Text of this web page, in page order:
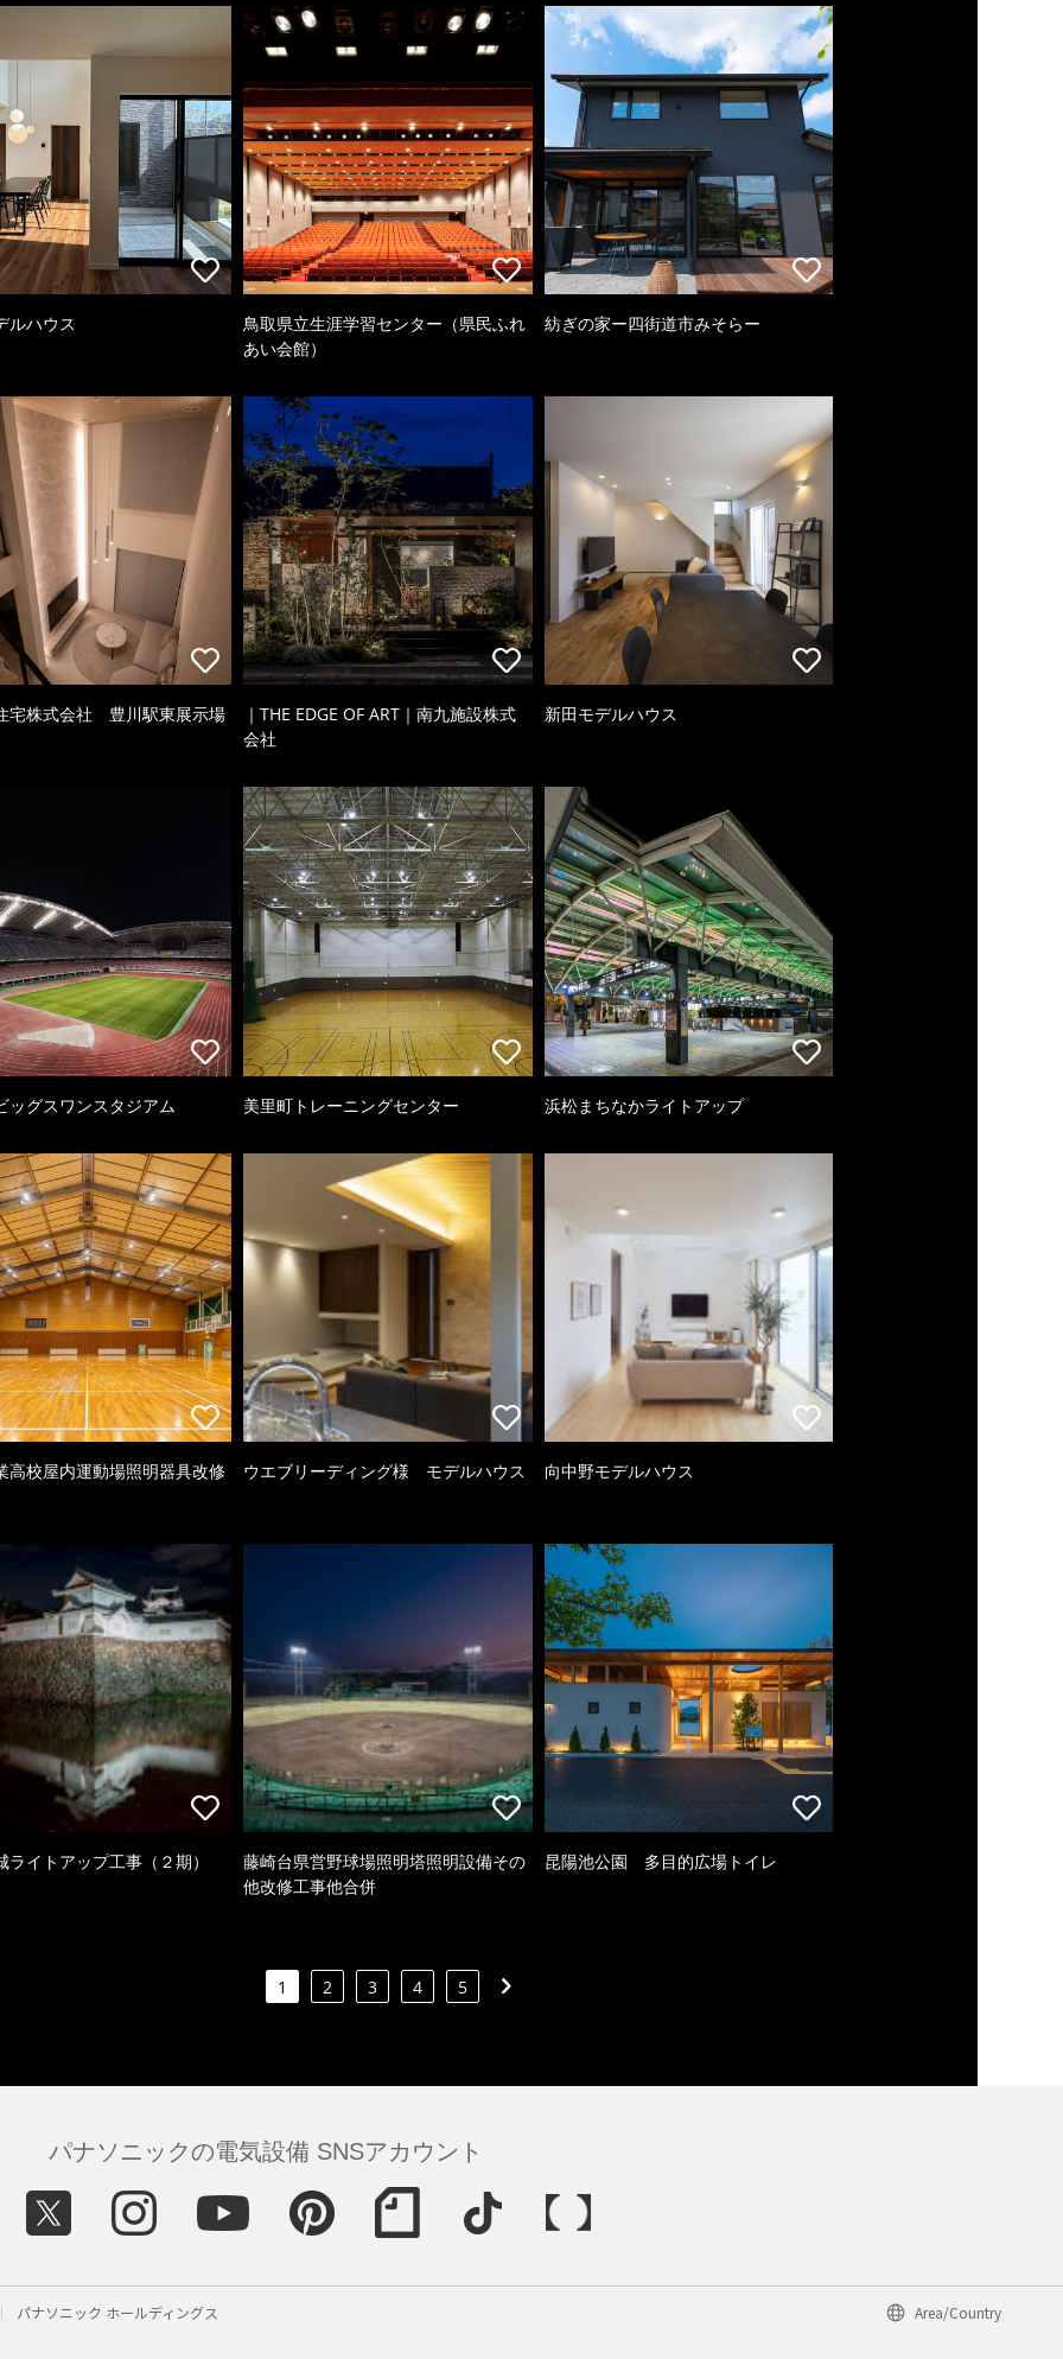
ルハウス
鳥取県立生涯学習センター（県民ふれ
あい会館）
紡ぎの家ー四街道市みそらー
宅株式会社 豊川駅東展示場
｜THE EDGE OF ART｜南九施設株式
会社
新田モデルハウス
ッグスワンスタジアム 美里町トレーニングセンター 浜松まちなかライトアップ
高校屋内運動場照明器具改修 ウエブリーディング様 モデルハウス 向中野モデルハウス
ライトアップ工事（２期）
藤崎台県営野球場照明塔照明設備その
他改修工事他合併
昆陽池公園 多目的広場トイレ
1 2 3 4 5
パナソニックの電気設備 SNSアカウント
パナソニック ホールディングス Area/Country